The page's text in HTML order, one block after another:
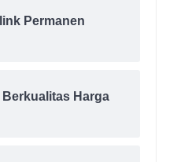
Permanen
Harga